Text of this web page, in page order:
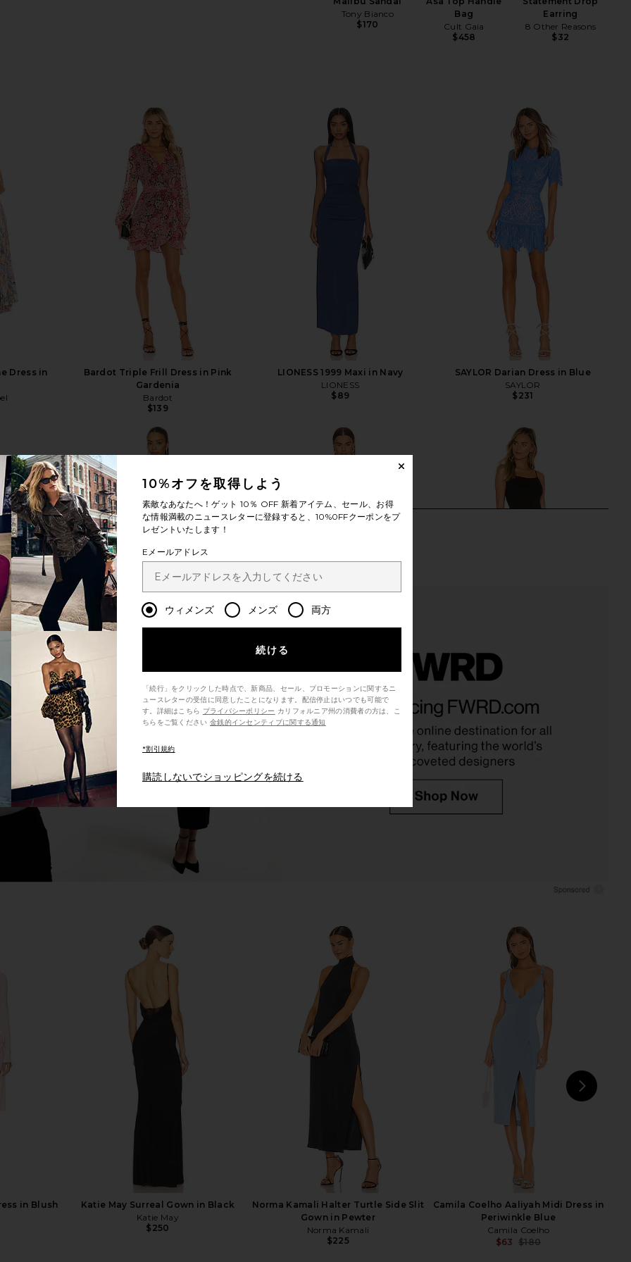
Tony Bianco
$170
Bag
Cult Gaia
$458
Earring
8 Other Reasons
$32
Dress in
Bardot Triple Frill Dress in Pink
Gardenia
Bardot
$139
LIONESS 1999 Maxi in Navy
LIONESS
$89
SAYLOR Darian Dress in Blue
SAYLOR
$231
Dress in
Steve Madden Vita Dress in
Chocolate Martini
Steve Madden
$109
Michael Costello x REVOLVE Hayes
Midi Dress in Brown
Michael Costello
Previous price:
in Black
$84
ELLIATT Trompe Dress in Pink
ELLIATT
Bronx Banco Eva Midi Dress in
Fuchsia
Bronx Banco
$368
Previous price:
$391
superdown Bailey Mini Dress in
もっと見る
in Blush
Katie May Surreal Gown in Black
Katie May
$250
Norma Kamali Halter Turtle Side Slit
Gown in Pewter
Norma Kamali
$225
Camila Coelho Aaliyah Midi Dress in
Periwinkle Blue
Camila Coelho
$63 $180
10%オフを取得しよう
素敵なあなたへ！ゲット 10％ OFF 新着アイテム、セール、お得
な情報満載のニュースレターに登録すると、10%0FFクーポンをプ
レゼントいたします！
Eメールアドレス
ウィメンズ メンズ 両方
続ける
「続行」をクリックした時点で、新商品、セール、プロモーションに関するニ
ュースレターの受信に同意したことになります。配信停止はいつでも可能で
す。詳細はこちら プライバシーポリシー
ちらをご覧ください 金銭的インセンティブに関する通知
*割引規約
購読しないでショッピングを続ける